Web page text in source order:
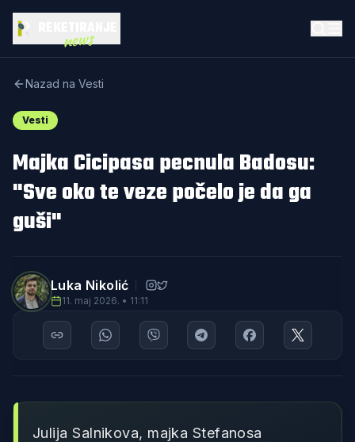
news
Nazad na Vesti
Vesti
Majka Cicipasa pecnula Badosu:
"Sve oko te veze počelo je da ga
guši"
Luka Nikolić
11. maj 2026. • 11:11
Julija Salnikova, majka Stefanosa